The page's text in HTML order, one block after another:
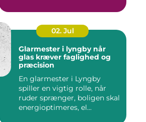
02. Jul
Glarmester i lyngby når
glas kræver faglighed og
præcision
En glarmester i Lyngby
spiller en vigtig rolle, når
ruder sprænger, boligen skal
energioptimeres, el...